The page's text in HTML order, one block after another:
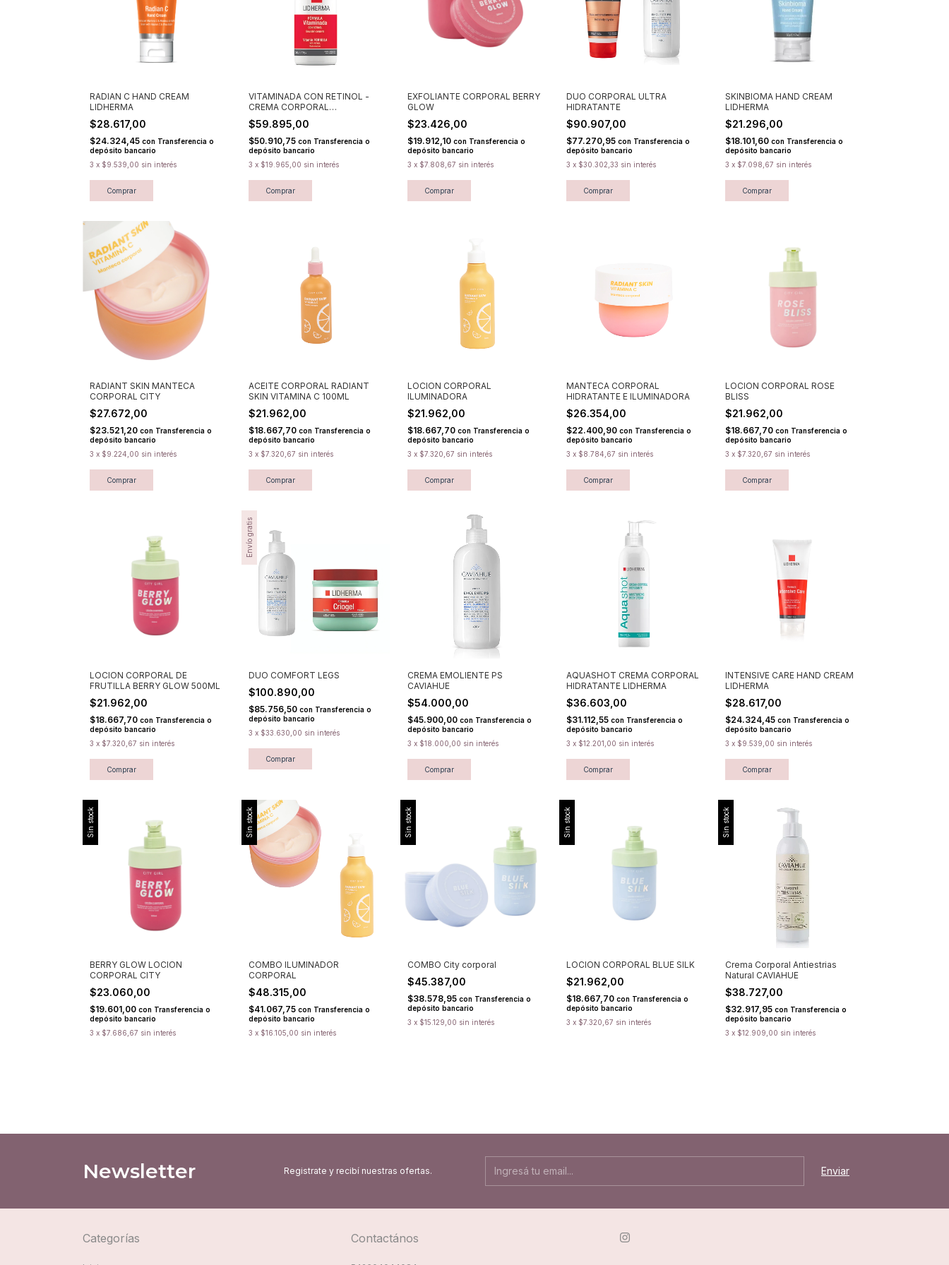
RADIAN C HAND CREAM
LIDHERMA
$28.617,00
$24.324,45 con Transferencia o
depósito bancario
3 x $9.539,00 sin interés
Comprar
VITAMINADA CON RETINOL -
CREMA CORPORAL
HIDRATANTE LIDHERMA
$59.895,00
$50.910,75 con Transferencia o
depósito bancario
3 x $19.965,00 sin interés
Comprar
EXFOLIANTE CORPORAL BERRY
GLOW
$23.426,00
$19.912,10 con Transferencia o
depósito bancario
3 x $7.808,67 sin interés
DUO CORPORAL ULTRA
HIDRATANTE
$90.907,00
$77.270,95 con Transferencia o
depósito bancario
3 x $30.302,33 sin interés
SKINBIOMA HAND CREAM
LIDHERMA
$21.296,00
$18.101,60 con Transferencia o
depósito bancario
3 x $7.098,67 sin interés
Comprar
RADIANT SKIN MANTECA
CORPORAL CITY
$27.672,00
$23.521,20 con Transferencia o
depósito bancario
3 x $9.224,00 sin interés
ACEITE CORPORAL RADIANT
SKIN VITAMINA C 100ML
$21.962,00
$18.667,70 con Transferencia o
depósito bancario
3 x $7.320,67 sin interés
LOCION CORPORAL
ILUMINADORA
$21.962,00
$18.667,70 con Transferencia o
depósito bancario
3 x $7.320,67 sin interés
MANTECA CORPORAL
HIDRATANTE E ILUMINADORA
$26.354,00
$22.400,90 con Transferencia o
depósito bancario
3 x $8.784,67 sin interés
LOCION CORPORAL ROSE
BLISS
$21.962,00
$18.667,70 con Transferencia o
depósito bancario
3 x $7.320,67 sin interés
LOCION CORPORAL DE
FRUTILLA BERRY GLOW 500ML
$21.962,00
$18.667,70 con Transferencia o
depósito bancario
3 x $7.320,67 sin interés
Envío gratis
DUO COMFORT LEGS
$100.890,00
$85.756,50 con Transferencia o
depósito bancario
3 x $33.630,00 sin interés
CREMA EMOLIENTE PS
CAVIAHUE
$54.000,00
$45.900,00 con Transferencia o
depósito bancario
3 x $18.000,00 sin interés
Comprar
AQUASHOT CREMA CORPORAL
HIDRATANTE LIDHERMA
$36.603,00
$31.112,55 con Transferencia o
depósito bancario
3 x $12.201,00 sin interés
Comprar
INTENSIVE CARE HAND CREAM
LIDHERMA
$28.617,00
$24.324,45 con Transferencia o
depósito bancario
3 x $9.539,00 sin interés
Comprar
Sin stock
BERRY GLOW LOCION
CORPORAL CITY
$23.060,00
$19.601,00 con Transferencia o
depósito bancario
3 x $7.686,67 sin interés
Sin stock
COMBO ILUMINADOR
CORPORAL
$48.315,00
$41.067,75 con Transferencia o
depósito bancario
3 x $16.105,00 sin interés
Sin stock
COMBO City corporal
$45.387,00
$38.578,95 con Transferencia o
depósito bancario
3 x $15.129,00 sin interés
Sin stock
LOCION CORPORAL BLUE SILK
$21.962,00
$18.667,70 con Transferencia o
depósito bancario
3 x $7.320,67 sin interés
Sin stock
Crema Corporal Antiestrias
Natural CAVIAHUE
$38.727,00
$32.917,95 con Transferencia o
depósito bancario
3 x $12.909,00 sin interés
Newsletter Registrate y recibí nuestras ofertas.
Categorías Contactános